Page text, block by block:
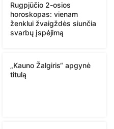
Rugpjūčio 2-osios
horoskopas: vienam
ženklui žvaigždės siunčia
svarbų įspėjimą
„Kauno Žalgiris“ apgynė
titulą